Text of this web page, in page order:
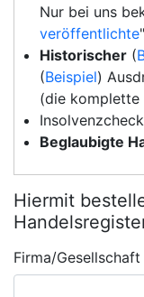
Nur bei uns
veröffentlichte
Historischer (
(Beispiel)
(die komplette
Insolvenzcheck
Beglaubigte
Hiermit
Firma/Gesellschaft